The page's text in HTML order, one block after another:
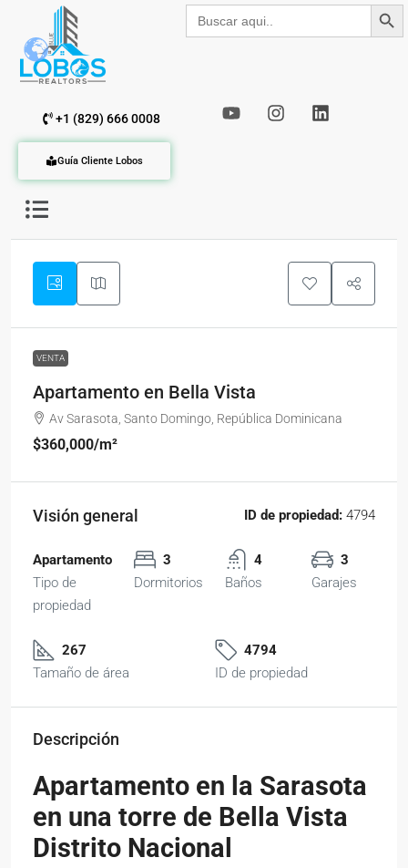
Buscar: Botón de
+1 (829) 666 0008
Guía Cliente Lobos
VENTA
Apartamento en Bella Vista
Av Sarasota, Santo Domingo, República Dominicana
$360,000/m²
Visión general ID de propiedad: 4794
Apartamento
Tipo de
propiedad
3
Dormitorios
4
Baños
3
Garajes
267
Tamaño de área
4794
ID de propiedad
Descripción
Apartamento en la Sarasota
en una torre de Bella Vista
Distrito Nacional